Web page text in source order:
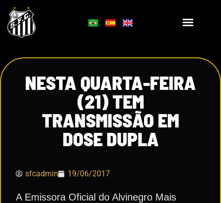
NESTA QUARTA-FEIRA
(21) TEM
TRANSMISSÃO EM
DOSE DUPLA
sfcadmin 19/06/2017
A Emissora Oficial do Alvinegro Mais